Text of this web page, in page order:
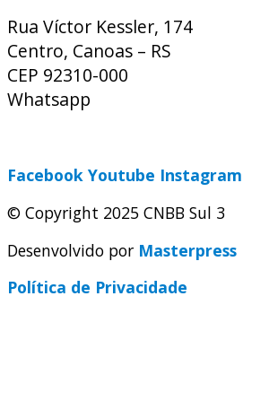
Rua Víctor Kessler, 174
Centro, Canoas – RS
CEP 92310-000
Whatsapp
Facebook Youtube Instagram
© Copyright 2025 CNBB Sul 3
Desenvolvido por Masterpress
Política de Privacidade